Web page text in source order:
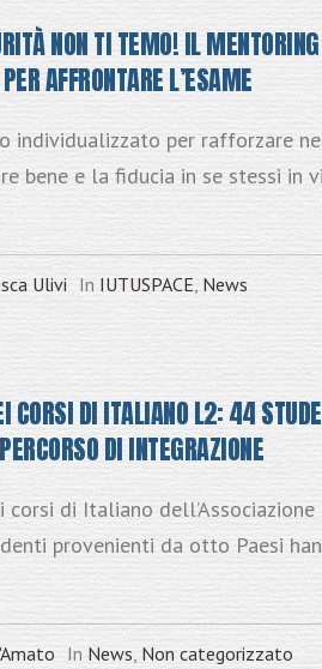
NON TI TEMO! IL
AFFRONTARE L’ESAME
individualizzato per rafforzare
bene e la fiducia in se stessi in
Ulivi In IUTUSPACE,News
CORSI DI ITALIANO L2: 44
DI INTEGRAZIONE
corsi di Italiano dell’Associazione
provenienti da otto Paesi
In News, Non categorizzato